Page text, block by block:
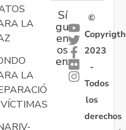
LA
LA
Sí
gu
en
os
en:
©
Copyrigth
2023
-
Todos
los
derechos